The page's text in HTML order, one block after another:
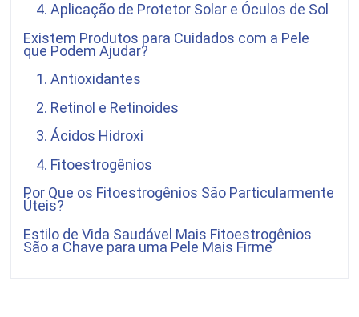
4. Aplicação de Protetor Solar e Óculos de Sol
Existem Produtos para Cuidados com a Pele
que Podem Ajudar?
1. Antioxidantes
2. Retinol e Retinoides
3. Ácidos Hidroxi
4. Fitoestrogênios
Por Que os Fitoestrogênios São Particularmente
Úteis?
Estilo de Vida Saudável Mais Fitoestrogênios
São a Chave para uma Pele Mais Firme